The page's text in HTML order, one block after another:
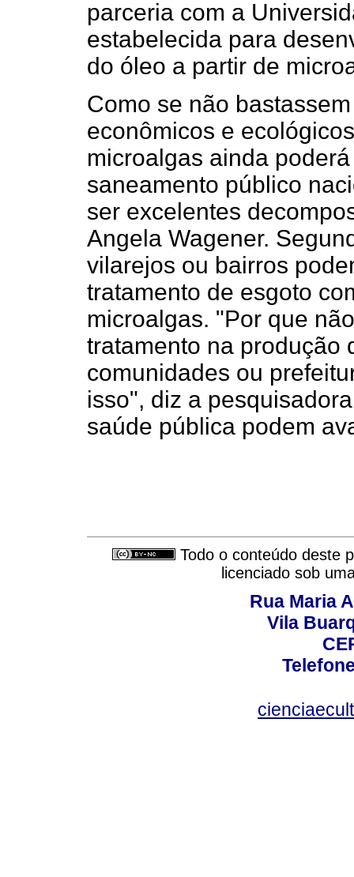
parceria com a
estabelecida para
do óleo a partir de
Como se não
econômicos e
microalgas ainda
saneamento público
ser excelentes
Angela Wagener.
vilarejos ou bairros
tratamento de esgoto
microalgas. "Por que
tratamento na produção
comunidades ou
isso", diz a
saúde pública podem
Todo o conteúdo deste
licenciado sob
Rua Maria
Vila